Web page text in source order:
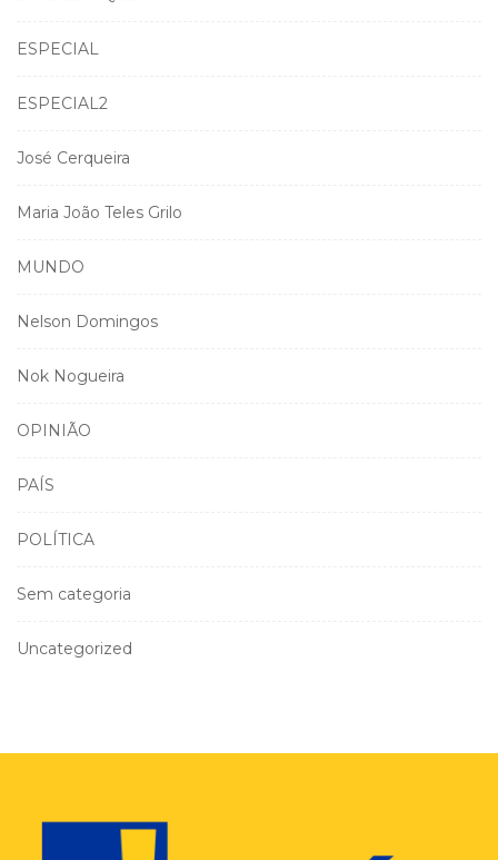
ESPECIAL
ESPECIAL2
José Cerqueira
Maria João Teles Grilo
MUNDO
Nelson Domingos
Nok Nogueira
OPINIÃO
PAÍS
POLÍTICA
Sem categoria
Uncategorized